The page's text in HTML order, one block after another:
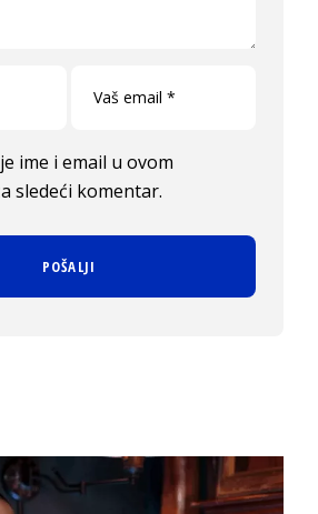
ime i email u ovom
sledeći komentar.